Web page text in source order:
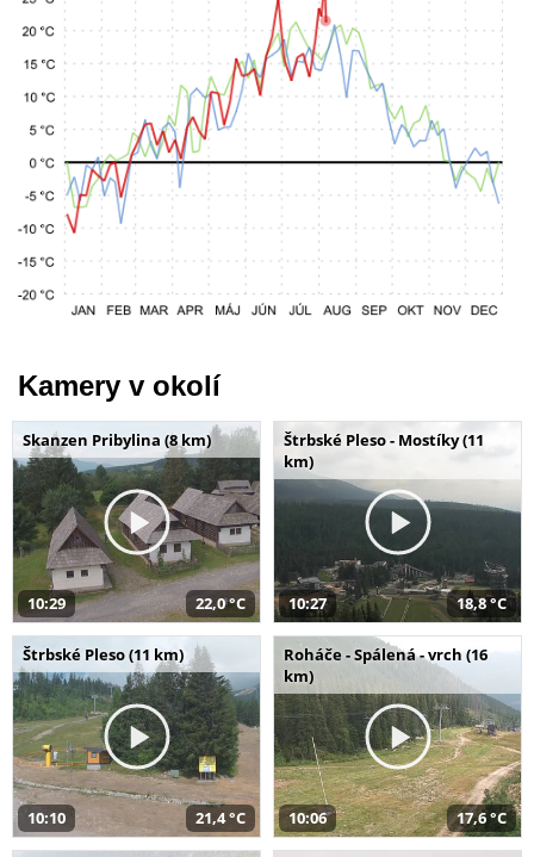
Kamery v okolí
Skanzen Pribylina (8 km)
10:29 22,0 °C
Štrbské Pleso - Mostíky (11
km)
10:27 18,8 °C
Štrbské Pleso (11 km)
10:10 21,4 °C
Roháče - Spálená - vrch (16
km)
10:06 17,6 °C